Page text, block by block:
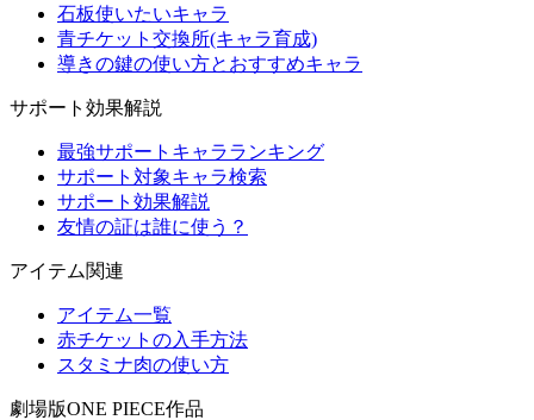
石板使いたいキャラ
青チケット交換所(キャラ育成)
導きの鍵の使い方とおすすめキャラ
サポート効果解説
最強サポートキャラランキング
サポート対象キャラ検索
サポート効果解説
友情の証は誰に使う？
アイテム関連
アイテム一覧
赤チケットの入手方法
スタミナ肉の使い方
劇場版ONE PIECE作品